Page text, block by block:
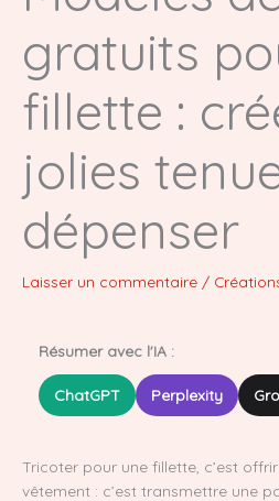
gratuits
fillette :
jolies
dépenser
Laisser un commentaire /
Résumer avec l'IA :
ChatGPT Perplexity
Tricoter pour une fillette, c’est
vêtement : c’est transmettre une